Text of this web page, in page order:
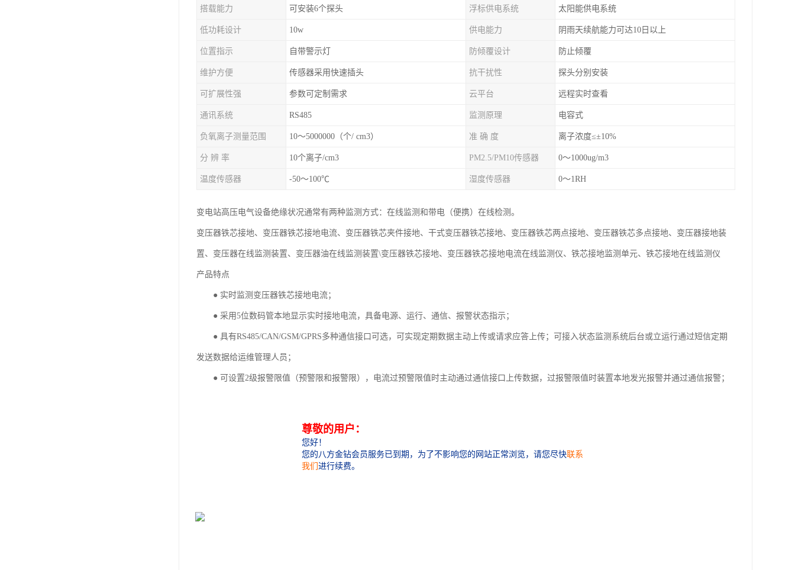
搭载能力 可安装6个探头 浮标供电系统 太阳能供电系统
低功耗设计 10w 供电能力 阴雨天续航能力可达10日以上
位置指示 自带警示灯 防倾覆设计 防止倾覆
维护方便 传感器采用快速插头 抗干扰性 探头分别安装
可扩展性强 参数可定制需求 云平台 远程实时查看
通讯系统 RS485 监测原理 电容式
负氧离子测量范围 10～5000000（个/ cm3） 准 确 度 离子浓度≤±10%
分 辨 率 10个离子/cm3 PM2.5/PM10传感器 0～1000ug/m3
温度传感器 -50～100℃ 湿度传感器 0～1RH
变电站高压电气设备绝缘状况通常有两种监测方式：在线监测和带电（便携）在线检测。
变压器铁芯接地、变压器铁芯接地电流、变压器铁芯夹件接地、干式变压器铁芯接地、变压器铁芯两点接地、变压器铁芯多点接地、变压器接地装
置、变压器在线监测装置、变压器油在线监测装置\变压器铁芯接地、变压器铁芯接地电流在线监测仪、铁芯接地监测单元、铁芯接地在线监测仪
产品特点
● 实时监测变压器铁芯接地电流；
● 采用5位数码管本地显示实时接地电流，具备电源、运行、通信、报警状态指示；
● 具有RS485/CAN/GSM/GPRS多种通信接口可选，可实现定期数据主动上传或请求应答上传；可接入状态监测系统后台或立运行通过短信定期
发送数据给运维管理人员；
● 可设置2级报警限值（预警限和报警限），电流过预警限值时主动通过通信接口上传数据，过报警限值时装置本地发光报警并通过通信报警；
● 装置具备自诊断和自恢复功能，装置异常、通信异常时报警。